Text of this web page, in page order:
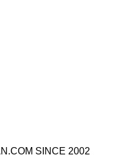
SINCE 2002